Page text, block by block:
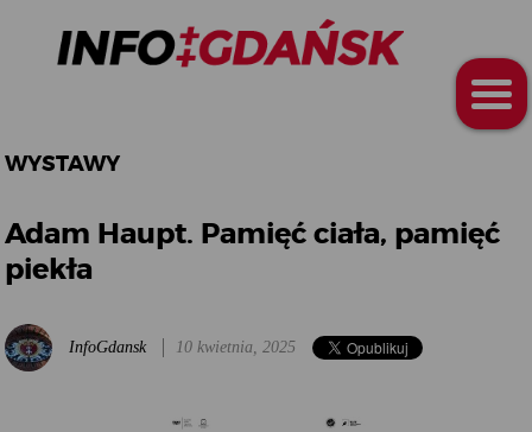
WYSTAWY
Adam Haupt. Pamięć ciała, pamięć
piekła
InfoGdansk 10 kwietnia, 2025